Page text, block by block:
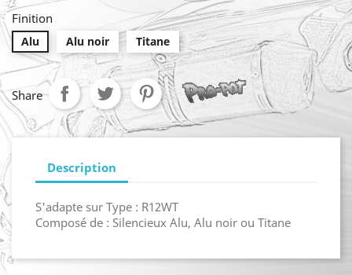
Finition
Alu Alu noir Titane
Share
Description
S'adapte sur Type : R12WT
Composé de : Silencieux Alu, Alu noir ou Titane